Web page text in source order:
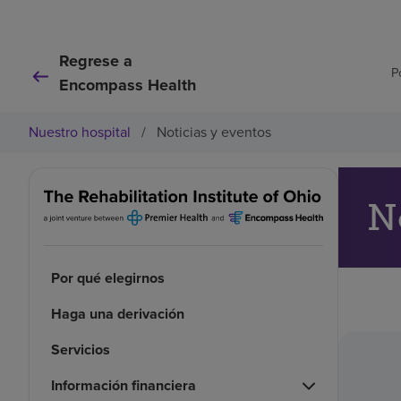
Regrese a
Encompass Health
Nuestro hospital / Noticias y eventos
Por qué elegirnos
Haga una derivación
Servicios
Información financiera